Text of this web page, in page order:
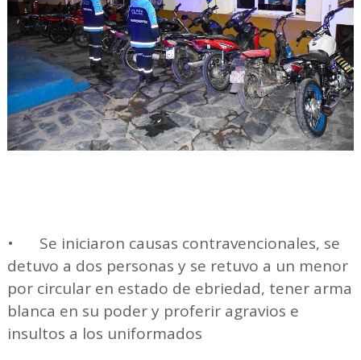
•
Se iniciaron causas contravencionales, se
detuvo a dos personas y se retuvo a un menor
por circular en estado de ebriedad, tener arma
blanca en su poder y proferir agravios e
insultos a los uniformados